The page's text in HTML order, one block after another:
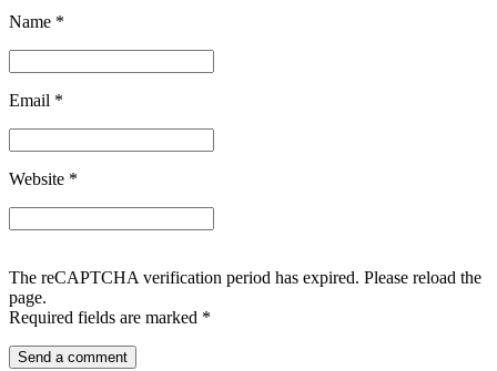
Name *
Email *
Website *
The reCAPTCHA verification period has expired. Please reload the
page.
Required fields are marked *